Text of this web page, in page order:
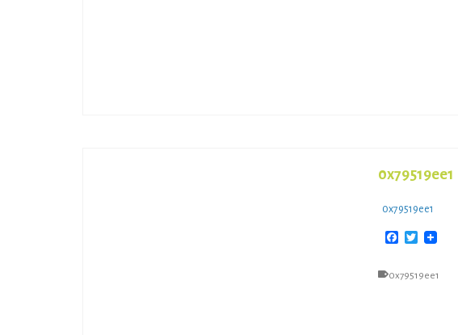
0x79519ee1
0x79519ee1
Facebook
Twitter
0x79519ee1